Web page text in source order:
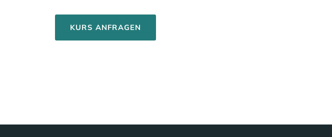
KURS ANFRAGEN